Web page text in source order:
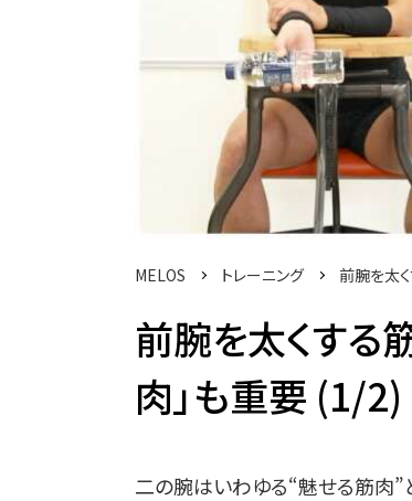
MELOS トレーニング 前腕を太
前腕を太くする
肉」も重要 (1/2)
二の腕はいわゆる“魅せる筋肉”